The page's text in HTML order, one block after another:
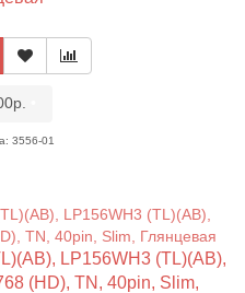
3556-01
LP156WH3 (TL)(AB),
(HD), TN, 40pin, Slim,